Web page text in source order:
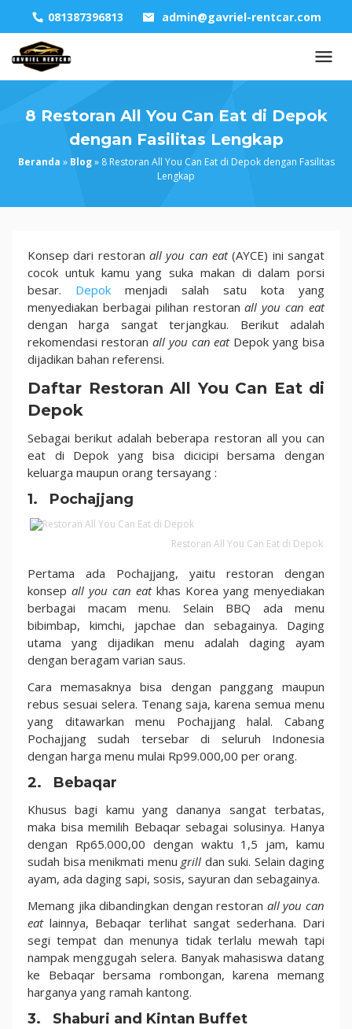
content
081387396813 admin@gavriel-rentcar.com
8 Restoran All You Can Eat di Depok
dengan Fasilitas Lengkap
Beranda » Blog» 8 Restoran All You Can Eat di Depok dengan Fasilitas
Lengkap
8
Restoran
All
You
Can
Eat
di
dengan
Fasilitas
Konsep dari restoran all you can eat(AYCE) ini sangat
cocok untuk kamu yang suka makan di dalam porsi
besar. Depok menjadi salah satu kota yang
menyediakan berbagai pilihan restoranall you can eat
dengan harga sangat terjangkau. Berikut adalah
rekomendasi restoran all you can eat Depok yang bisa
dijadikan bahan referensi.
Daftar Restoran All You Can Eat di
Depok
Sebagai berikut adalah beberapa restoran all you can
eat di Depok yang bisa dicicipi bersama dengan
keluarga maupun orang tersayang :
1. Pochajjang
Restoran All You Can Eat di Depok
Pertama ada Pochajjang, yaitu restoran dengan
konsep all you can eat khas Korea yang menyediakan
berbagai macam menu. Selain BBQ ada menu
bibimbap, kimchi, japchae dan sebagainya. Daging
utama yang dijadikan menu adalah daging ayam
dengan beragam varian saus.
Cara memasaknya bisa dengan panggang maupun
rebus sesuai selera. Tenang saja, karena semua menu
yang ditawarkan menu Pochajjang halal. Cabang
Pochajjang sudah tersebar di seluruh Indonesia
dengan harga menu mulai Rp99.000,00 per orang.
2. Bebaqar
Khusus bagi kamu yang dananya sangat terbatas,
maka bisa memilih Bebaqar sebagai solusinya. Hanya
dengan Rp65.000,00 dengan waktu 1,5 jam, kamu
sudah bisa menikmati menu grill dan suki. Selain daging
ayam, ada daging sapi, sosis, sayuran dan sebagainya.
Memang jika dibandingkan dengan restoran all you can
eatlainnya, Bebaqar terlihat sangat sederhana. Dari
segi tempat dan menunya tidak terlalu mewah tapi
nampak menggugah selera. Banyak mahasiswa datang
ke Bebaqar bersama rombongan, karena memang
harganya yang ramah kantong.
3. Shaburi and Kintan Buffet